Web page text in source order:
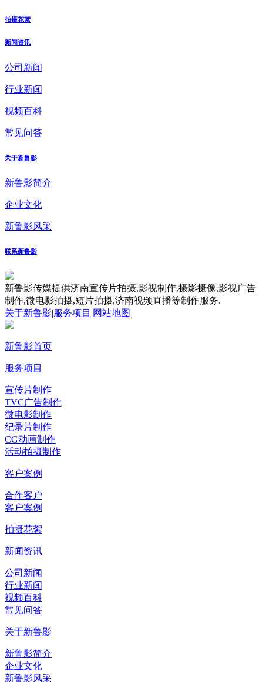
拍摄花絮
新闻资讯
公司新闻
行业新闻
视频百科
常见问答
关于新鲁影
新鲁影简介
企业文化
新鲁影风采
联系新鲁影
新鲁影传媒提供济南宣传片拍摄,影视制作,摄影摄像,影视广告
制作,微电影拍摄,短片拍摄,济南视频直播等制作服务.
关于新鲁影|服务项目 |网站地图
新鲁影首页
服务项目
宣传片制作
TVC广告制作
微电影制作
纪录片制作
CG动画制作
活动拍摄制作
客户案例
合作客户
客户案例
拍摄花絮
新闻资讯
公司新闻
行业新闻
视频百科
常见问答
关于新鲁影
新鲁影简介
企业文化
新鲁影风采